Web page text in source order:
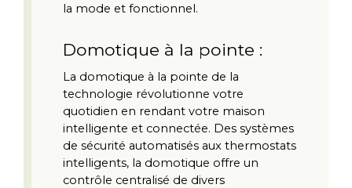
la mode et fonctionnel.
Domotique à la pointe :
La domotique à la pointe de la
technologie révolutionne votre
quotidien en rendant votre maison
intelligente et connectée. Des systèmes
de sécurité automatisés aux thermostats
intelligents, la domotique offre un
contrôle centralisé de divers